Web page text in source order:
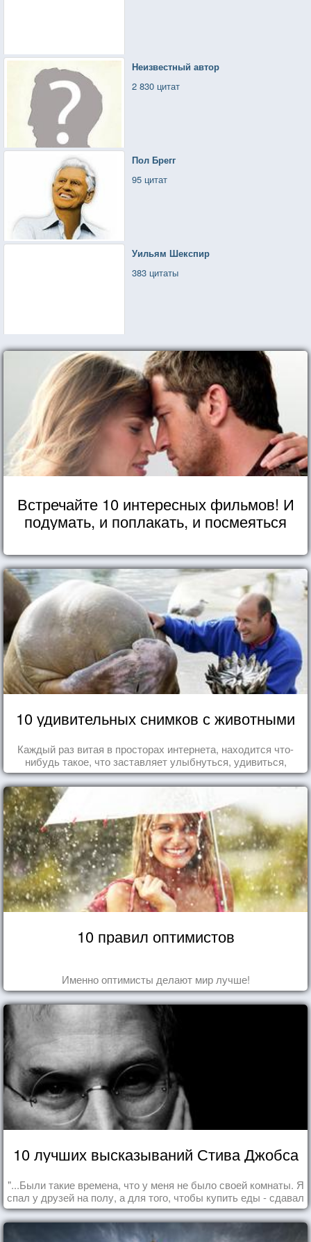
Неизвестный автор
2 830 цитат
Пол Брегг
95 цитат
Уильям Шекспир
383 цитаты
Встречайте 10 интересных фильмов! И
подумать, и поплакать, и посмеяться
10 удивительных снимков с животными
Каждый раз витая в просторах интернета, находится что-
нибудь такое, что заставляет улыбнуться, удивиться,
восхититься...
10 правил оптимистов
Именно оптимисты делают мир лучше!
10 лучших высказываний Стива Джобса
"...Были такие времена, что у меня не было своей комнаты. Я
спал у друзей на полу, а для того, чтобы купить еды - сдавал
бутылки из под кока-колы"